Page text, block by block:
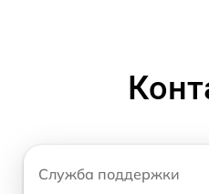
Служба поддержки